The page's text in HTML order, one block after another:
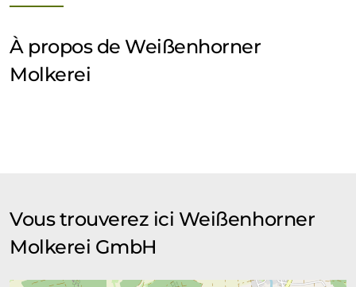
À propos de Weißenhorner
Molkerei
Vous trouverez ici Weißenhorner
Molkerei GmbH